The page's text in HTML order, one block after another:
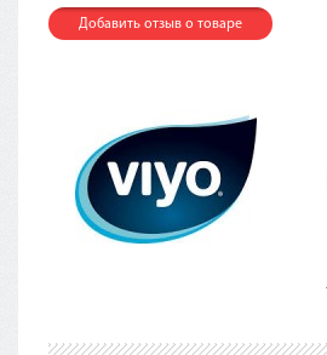
Добавить отзыв о товаре